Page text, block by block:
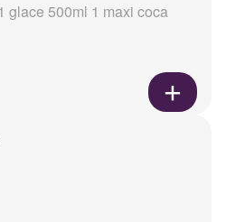
glace 500ml 1 maxi coca